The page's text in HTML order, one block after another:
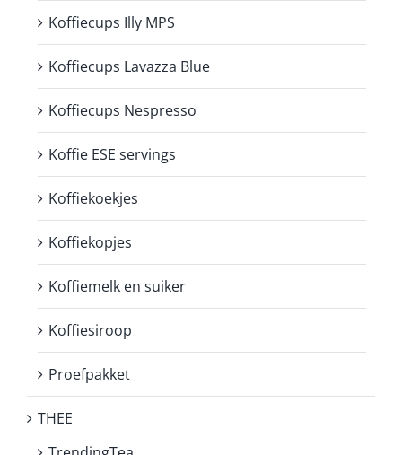
Koffiecups Illy MPS
Koffiecups Lavazza Blue
Koffiecups Nespresso
Koffie ESE servings
Koffiekoekjes
Koffiekopjes
Koffiemelk en suiker
Koffiesiroop
Proefpakket
THEE